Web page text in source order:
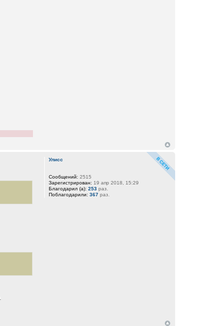
Улисс
Сообщений: 2515
Зарегистрирован: 19 апр 2018, 15:29
Благодарил (а): 253раз.
Поблагодарили: 367раз.